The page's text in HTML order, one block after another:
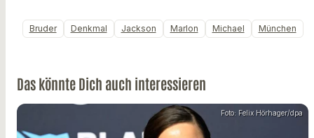
Bruder Denkmal Jackson Marlon Michael München
Das könnte Dich auch interessieren
Foto: Felix Hörhager/dpa